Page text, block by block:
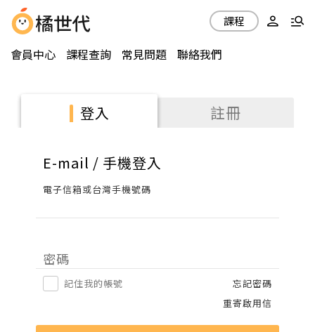
會員中心 課程查詢 常見問題 聯絡我們
課程
登入 註冊
E-mail / 手機登入
電子信箱或台灣手機號碼
密碼
記住我的帳號
忘記密碼
重寄啟用信